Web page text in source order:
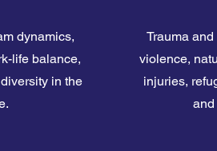
dynamics,
life balance,
in the
Trauma
violence,
injuries,
and